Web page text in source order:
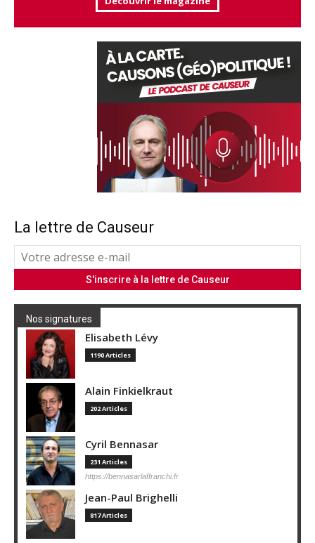
La lettre de Causeur
Nos signatures
Elisabeth Lévy
1190 Articles
Alain Finkielkraut
202 Articles
Cyril Bennasar
231 Articles
https://bennasarlaffranchi.fr
Jean-Paul Brighelli
817 Articles